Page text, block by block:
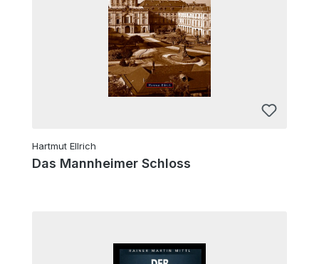
Hartmut Ellrich
Das Mannheimer Schloss